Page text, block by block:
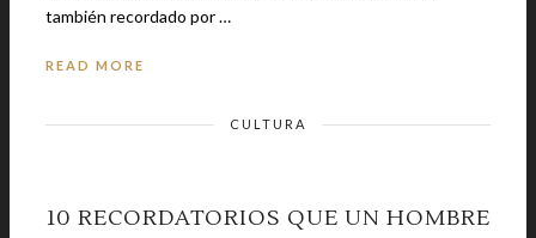
también recordado por …
READ MORE
CULTURA
10 RECORDATORIOS QUE UN HOMBRE